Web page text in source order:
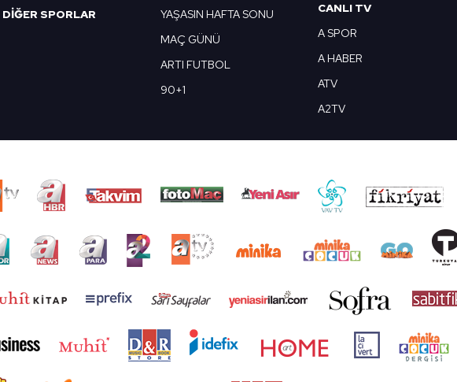
DİĞER SPORLAR
YAŞASIN HAFTA SONU
MAÇ GÜNÜ
ARTI FUTBOL
90+1
CANLI TV
A SPOR
A HABER
ATV
A2TV